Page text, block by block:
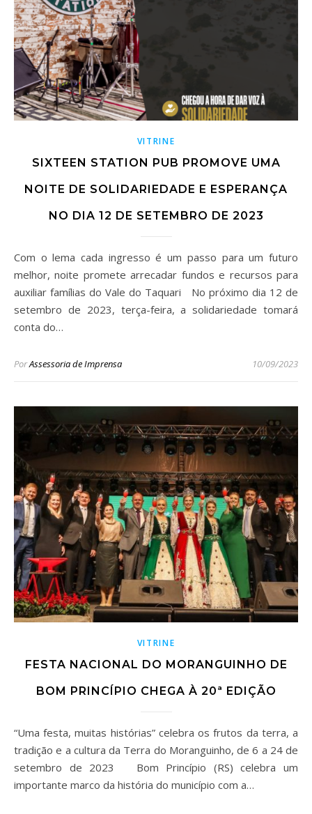
VITRINE
SIXTEEN STATION PUB PROMOVE UMA
NOITE DE SOLIDARIEDADE E ESPERANÇA
NO DIA 12 DE SETEMBRO DE 2023
Com o lema cada ingresso é um passo para um futuro
melhor, noite promete arrecadar fundos e recursos para
auxiliar famílias do Vale do Taquari No próximo dia 12 de
setembro de 2023, terça-feira, a solidariedade tomará
conta do…
PorAssessoria de Imprensa 10/09/2023
VITRINE
FESTA NACIONAL DO MORANGUINHO DE
BOM PRINCÍPIO CHEGA À 20ª EDIÇÃO
“Uma festa, muitas histórias” celebra os frutos da terra, a
tradição e a cultura da Terra do Moranguinho, de 6 a 24 de
setembro de 2023 Bom Princípio (RS) celebra um
importante marco da história do município com a…